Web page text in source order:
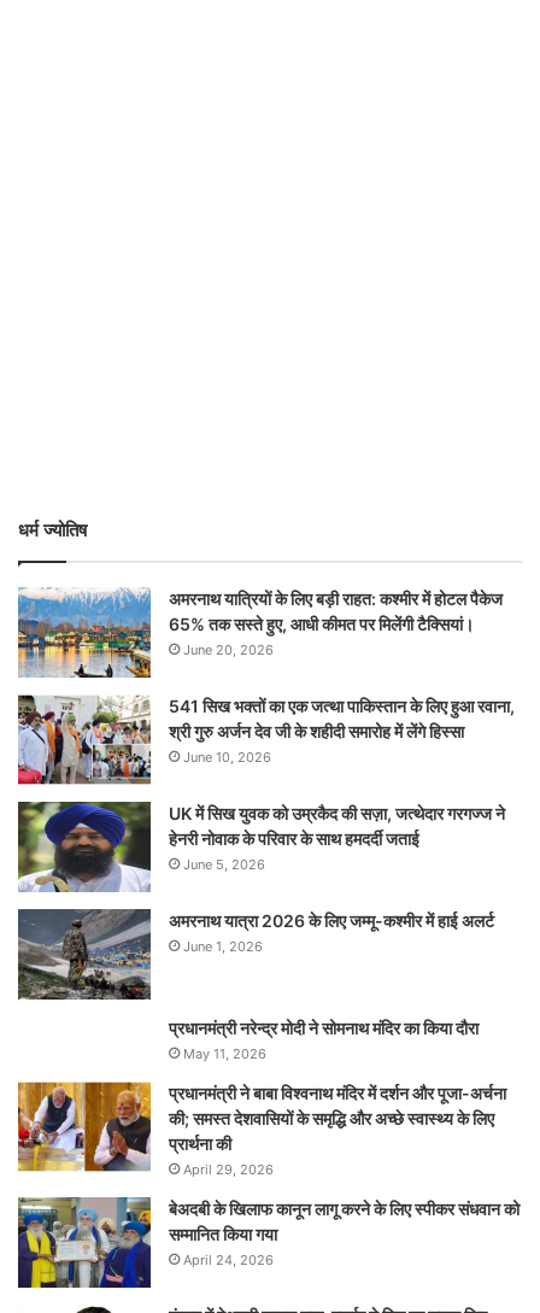
धर्म ज्योतिष
अमरनाथ यात्रियों के लिए बड़ी राहत: कश्मीर में होटल पैकेज
65% तक सस्ते हुए, आधी कीमत पर मिलेंगी टैक्सियां।
June 20, 2026
541 सिख भक्तों का एक जत्था पाकिस्तान के लिए हुआ रवाना,
श्री गुरु अर्जन देव जी के शहीदी समारोह में लेंगे हिस्सा
June 10, 2026
UK में सिख युवक को उम्रकैद की सज़ा, जत्थेदार गरगज्ज ने
हेनरी नोवाक के परिवार के साथ हमदर्दी जताई
June 5, 2026
अमरनाथ यात्रा 2026 के लिए जम्मू-कश्मीर में हाई अलर्ट
June 1, 2026
प्रधानमंत्री नरेन्‍द्र मोदी ने सोमनाथ मंदिर का किया दौरा
May 11, 2026
प्रधानमंत्री ने बाबा विश्वनाथ मंदिर में दर्शन और पूजा-अर्चना
की; समस्‍त देशवासियों के समृद्धि और अच्छे स्वास्थ्य के लिए
प्रार्थना की
April 29, 2026
बेअदबी के खिलाफ कानून लागू करने के लिए स्पीकर संधवान को
सम्मानित किया गया
April 24, 2026